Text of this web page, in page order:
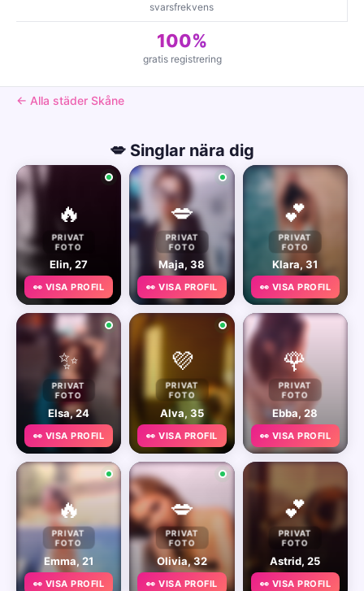
svarsfrekvens
100%
gratis registrering
← Alla städer Skåne
💋 Singlar nära dig
🔥
PRIVAT
FOTO
Elin, 27
👀 VISA PROFIL
💋
PRIVAT
FOTO
Maja, 38
👀 VISA PROFIL
💕
PRIVAT
FOTO
Klara, 31
👀 VISA PROFIL
✨
PRIVAT
FOTO
Elsa, 24
👀 VISA PROFIL
💜
PRIVAT
FOTO
Alva, 35
👀 VISA PROFIL
🌹
PRIVAT
FOTO
Ebba, 28
👀 VISA PROFIL
🔥
PRIVAT
FOTO
Emma, 21
👀 VISA PROFIL
💋
PRIVAT
FOTO
Olivia, 32
👀 VISA PROFIL
💕
PRIVAT
FOTO
Astrid, 25
👀 VISA PROFIL